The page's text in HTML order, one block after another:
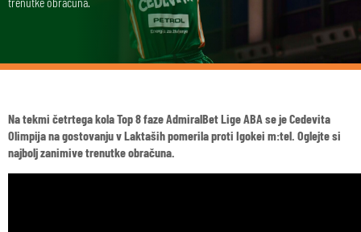
Na tekmi četrtega kola Top 8 faze AdmiralBet Lige ABA se je Cedevita
Olimpija na gostovanju v Laktaših pomerila proti Igokei m:tel. Oglejte si
najbolj zanimive trenutke obračuna.